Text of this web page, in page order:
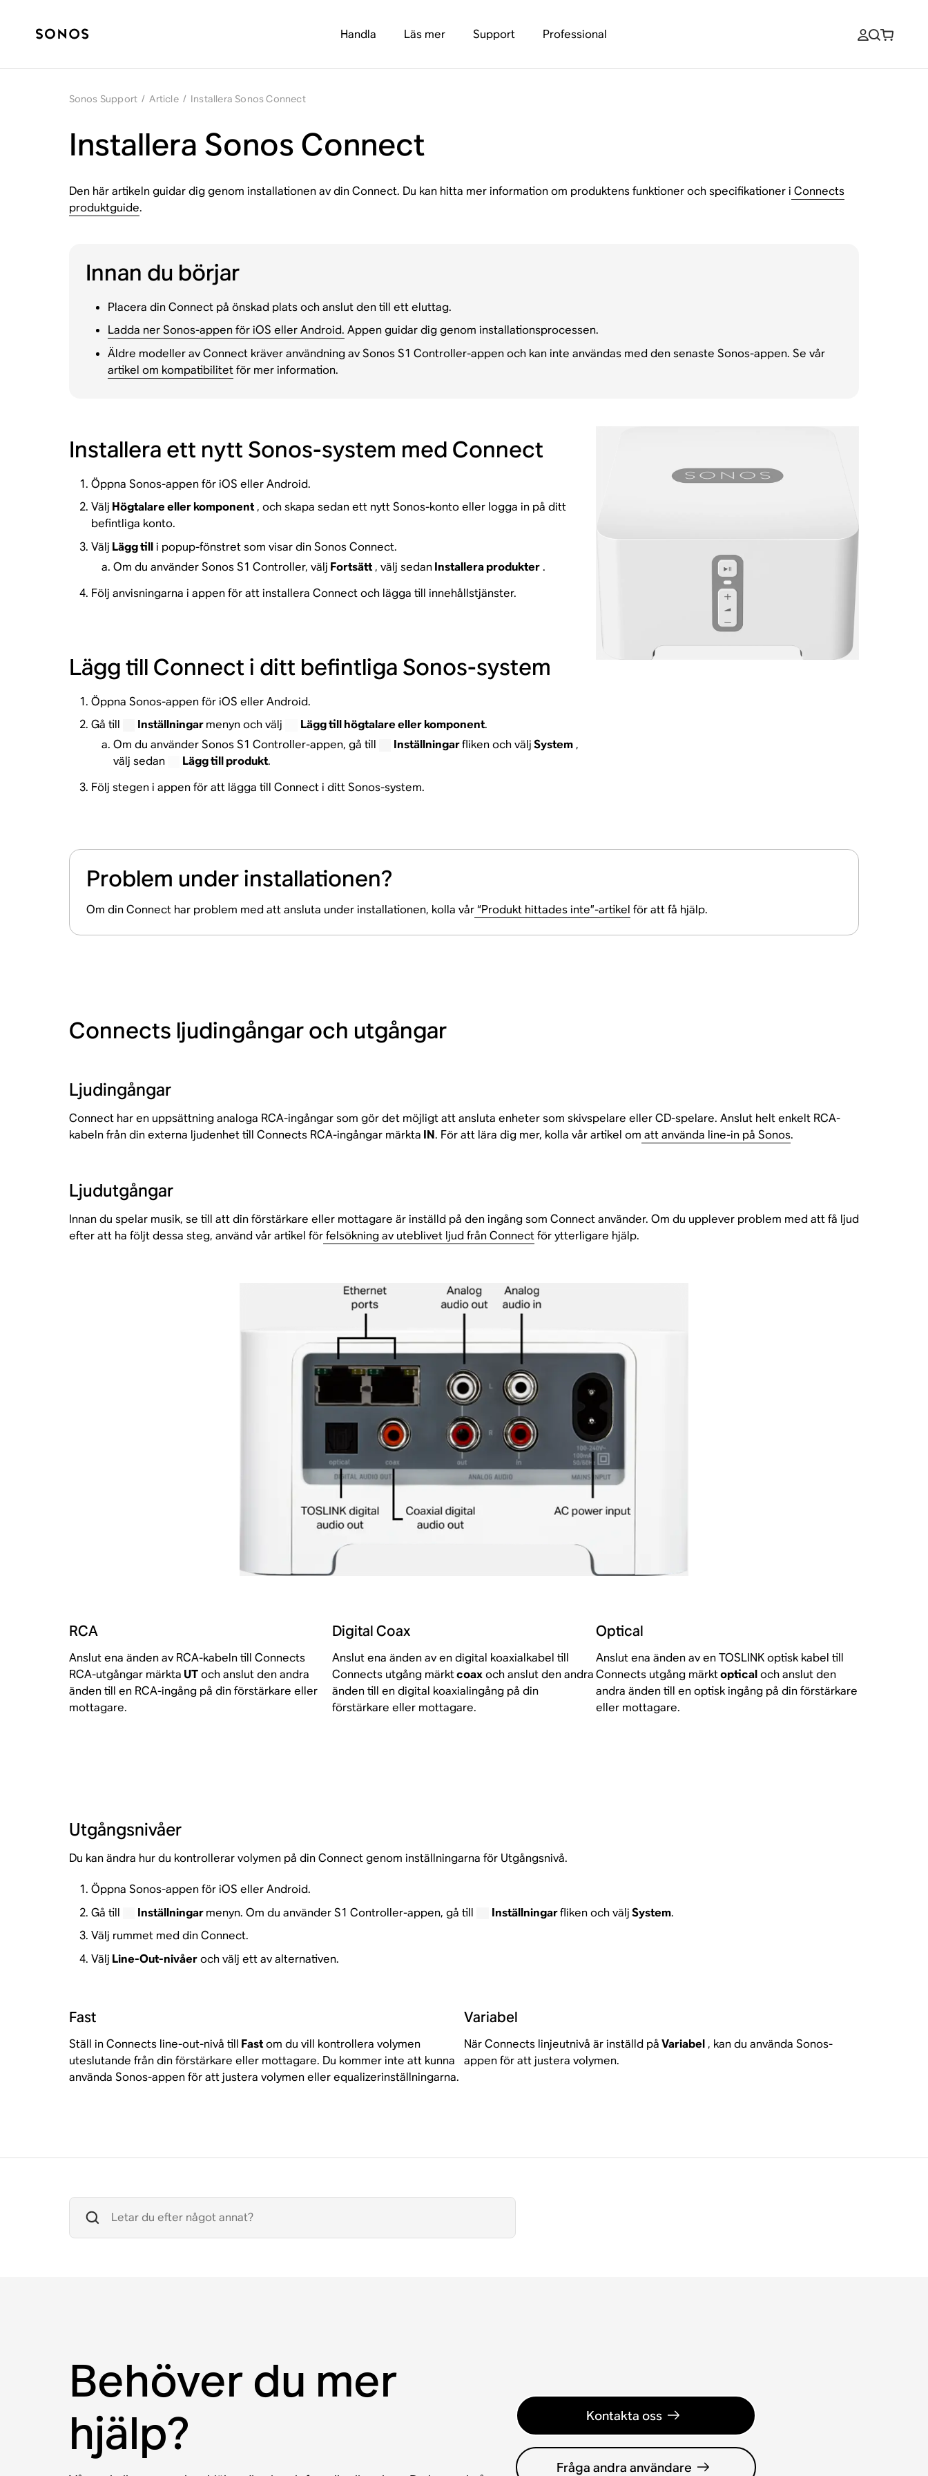
Handla Läs mer Support Professional
Sonos Support / Article / Installera Sonos Connect
Installera Sonos Connect
Den här artikeln guidar dig genom installationen av din Connect. Du kan hitta mer information om produktens funktioner och specifikationer i Connects
produktguide.
Innan du börjar
Placera din Connect på önskad plats och anslut den till ett eluttag.
Ladda ner Sonos-appen för iOS eller Android. Appen guidar dig genom installationsprocessen.
Äldre modeller av Connect kräver användning av Sonos S1 Controller-appen och kan inte användas med den senaste Sonos-appen. Se vår
artikel om kompatibilitetför mer information.
Installera ett nytt Sonos-system med Connect
Öppna Sonos-appen för iOS eller Android.
Välj Högtalare eller komponent, och skapa sedan ett nytt Sonos-konto eller logga in på ditt
befintliga konto.
Välj Lägg tilli popup-fönstret som visar din Sonos Connect.
Om du använder Sonos S1 Controller, välj Fortsätt, välj sedanInstallera produkter.
Följ anvisningarna i appen för att installera Connect och lägga till innehållstjänster.
Lägg till Connect i ditt befintliga Sonos-system
Öppna Sonos-appen för iOS eller Android.
Gå till
Inställningarmenyn och välj Lägg till högtalare eller komponent.
Om du använder Sonos S1 Controller-appen, gå till
Inställningarfliken och väljSystem ,
välj sedan
Lägg till produkt.
Följ stegen i appen för att lägga till Connect i ditt Sonos-system.
Problem under installationen?
Om din Connect har problem med att ansluta under installationen, kolla vår“Produkt hittades inte”-artikel för att få hjälp.
Connects ljudingångar och utgångar
Ljudingångar
Connect har en uppsättning analoga RCA-ingångar som gör det möjligt att ansluta enheter som skivspelare eller CD-spelare. Anslut helt enkelt RCA-
kabeln från din externa ljudenhet till Connects RCA-ingångar märkta IN. För att lära dig mer, kolla vår artikel om att använda line-in på Sonos.
Ljudutgångar
Innan du spelar musik, se till att din förstärkare eller mottagare är inställd på den ingång som Connect använder. Om du upplever problem med att få ljud
efter att ha följt dessa steg, använd vår artikel förfelsökning av uteblivet ljud från Connectför ytterligare hjälp.
RCA
Anslut ena änden av RCA-kabeln till Connects
RCA-utgångar märkta UToch anslut den andra
änden till en RCA-ingång på din förstärkare eller
mottagare.
Digital Coax
Anslut ena änden av en digital koaxialkabel till
Connects utgång märktcoaxoch anslut den andra
änden till en digital koaxialingång på din
förstärkare eller mottagare.
Optical
Anslut ena änden av en TOSLINK optisk kabel till
Connects utgång märktopticaloch anslut den
andra änden till en optisk ingång på din förstärkare
eller mottagare.
Utgångsnivåer
Du kan ändra hur du kontrollerar volymen på din Connect genom inställningarna för Utgångsnivå.
Öppna Sonos-appen för iOS eller Android.
Gå till
Inställningarmenyn. Om du använder S1 Controller-appen, gå till Inställningarfliken och väljSystem.
Välj rummet med din Connect.
Välj Line-Out-nivåeroch välj ett av alternativen.
Fast
Ställ in Connects line-out-nivå till Fastom du vill kontrollera volymen
uteslutande från din förstärkare eller mottagare. Du kommer inte att kunna
använda Sonos-appen för att justera volymen eller equalizerinställningarna.
Variabel
När Connects linjeutnivå är inställd påVariabel , kan du använda Sonos-
appen för att justera volymen.
Behöver du mer
hjälp?
Kontakta oss
Fråga andra användare